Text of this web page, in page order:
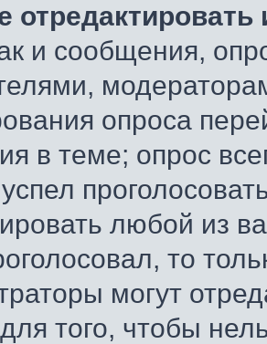
и сообщения,
опроса
в теме; опрос
любой из
то
могут
того, чтобы